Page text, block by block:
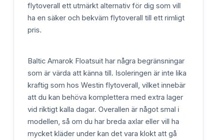
flytoverall ett utmärkt alternativ för dig som vill
ha en säker och bekväm flytoverall till ett rimligt
pris.
Baltic Amarok Floatsuit har några begränsningar
som är värda att känna till. Isoleringen är inte lika
kraftig som hos Westin flytoverall, vilket innebär
att du kan behöva komplettera med extra lager
vid riktigt kalla dagar. Overallen är något smal i
modellen, så om du har breda axlar eller vill ha
mycket kläder under kan det vara klokt att gå